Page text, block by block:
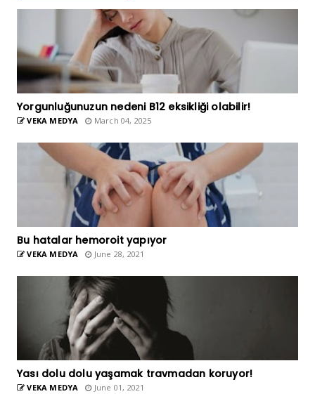
Yorgunluğunuzun nedeni B12 eksikliği olabilir!
VEKA MEDYA March 04, 2025
Bu hatalar hemoroit yapıyor
VEKA MEDYA June 28, 2021
Yası dolu dolu yaşamak travmadan koruyor!
VEKA MEDYA June 01, 2021